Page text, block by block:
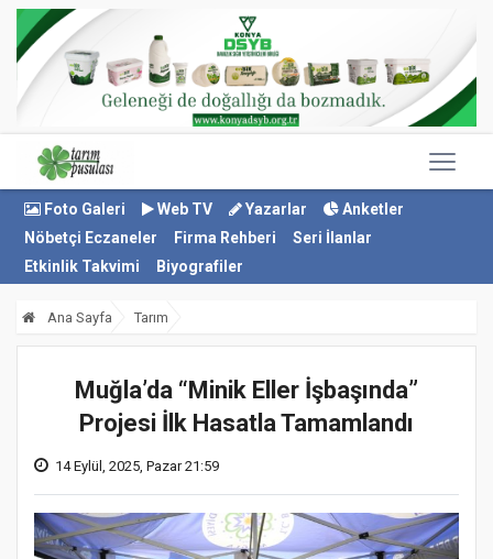
Foto Galeri Web TV Yazarlar
Anketler
Nöbetçi Eczaneler
Firma Rehberi
Seri İlanlar
Etkinlik Takvimi
Biyografiler
Ana Sayfa Tarım
Muğla’da “Minik Eller İşbaşında”
Projesi İlk Hasatla Tamamlandı
14 Eylül, 2025, Pazar 21:59